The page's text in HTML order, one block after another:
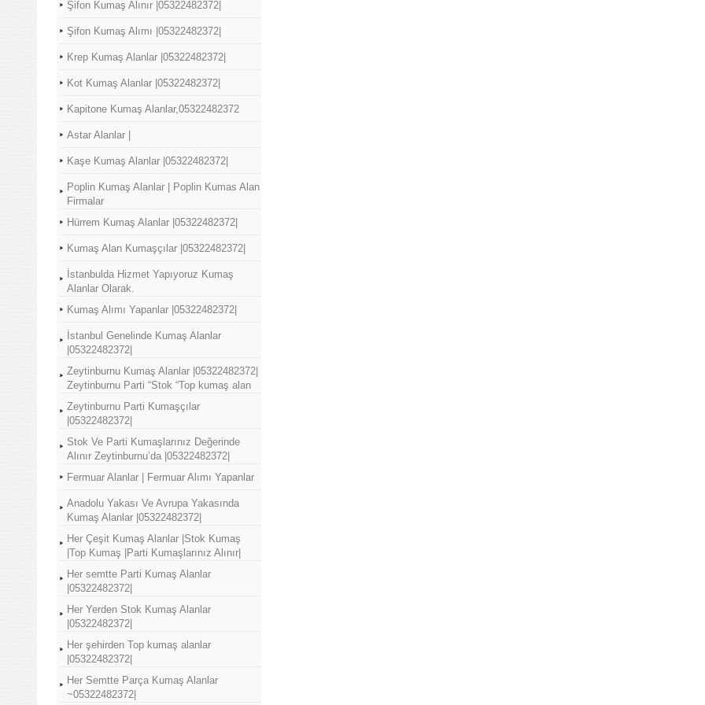
Şifon Kumaş Alınır |05322482372|
Şifon Kumaş Alımı |05322482372|
Krep Kumaş Alanlar |05322482372|
Kot Kumaş Alanlar |05322482372|
Kapitone Kumaş Alanlar,05322482372
Astar Alanlar |
Kaşe Kumaş Alanlar |05322482372|
Poplin Kumaş Alanlar | Poplin Kumas Alan
Firmalar
Hürrem Kumaş Alanlar |05322482372|
Kumaş Alan Kumaşçılar |05322482372|
İstanbulda Hizmet Yapıyoruz Kumaş
Alanlar Olarak.
Kumaş Alımı Yapanlar |05322482372|
İstanbul Genelinde Kumaş Alanlar
|05322482372|
Zeytinburnu Kumaş Alanlar |05322482372|
Zeytinburnu Parti “Stok “Top kumaş alan
Zeytinburnu Parti Kumaşçılar
|05322482372|
Stok Ve Parti Kumaşlarınız Değerinde
Alınır Zeytinburnu’da |05322482372|
Fermuar Alanlar | Fermuar Alımı Yapanlar
Anadolu Yakası Ve Avrupa Yakasında
Kumaş Alanlar |05322482372|
Her Çeşit Kumaş Alanlar |Stok Kumaş
|Top Kumaş |Parti Kumaşlarınız Alınır|
Her semtte Parti Kumaş Alanlar
|05322482372|
Her Yerden Stok Kumaş Alanlar
|05322482372|
Her şehirden Top kumaş alanlar
|05322482372|
Her Semtte Parça Kumaş Alanlar
~05322482372|